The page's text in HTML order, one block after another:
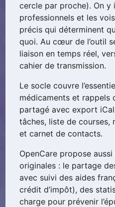
cercle par proche). On y
professionnels et les
précis qui déterminent
quoi. Au cœur de l’outil
liaison en temps réel,
cahier de transmission.
Le socle couvre
médicaments et rappels
partagé avec export
tâches, liste de courses,
et carnet de contacts.
OpenCare propose
originales : le partage
avec suivi des aides
crédit d’impôt), des
charge pour prévenir